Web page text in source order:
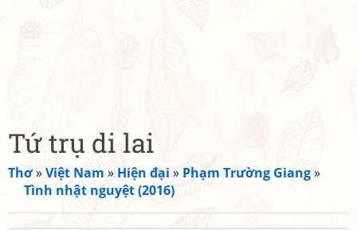
Tứ trụ di lai
Thơ»Việt Nam » Hiện đại » Phạm Trường Giang»
Tình nhật nguyệt (2016)